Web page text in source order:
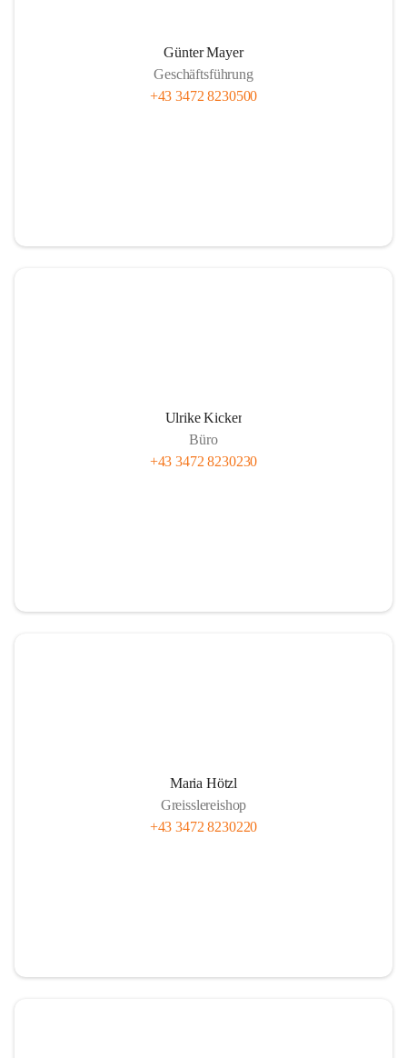
Günter Mayer
Geschäftsführung
+43 3472 8230500
Ulrike Kicker
Büro
+43 3472 8230230
Maria Hötzl
Greisslereishop
+43 3472 8230220